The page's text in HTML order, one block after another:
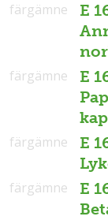
E
färgämne
E
färgämne
E
färgämne
E
färgämne